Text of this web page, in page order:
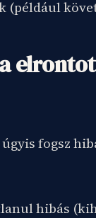
(például
fogsz
hibás